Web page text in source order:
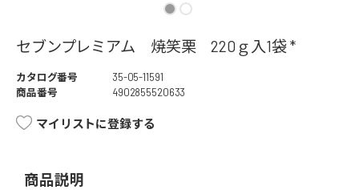
セブンプレミアム 焼笑栗 220ｇ入1袋 *
カタログ番号
35-05-11591
商品番号
4902855520633
マイリストに登録する
商品説明